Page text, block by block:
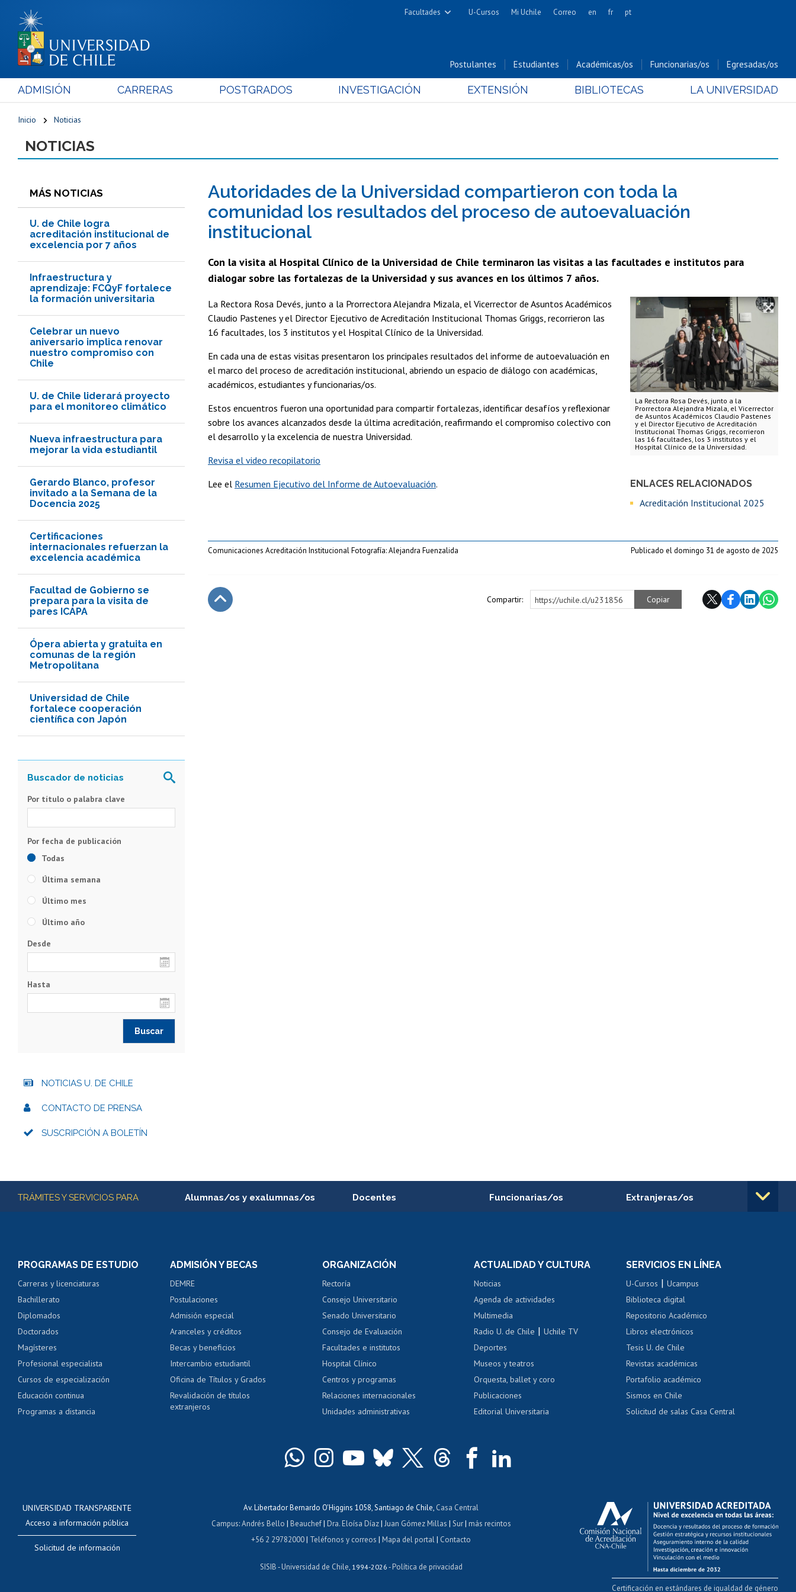
Facultades
Cs. Físicas y Matemáticas
Cs. Forestales y Conservación
Cs. Químicas y Farmacéuticas
Cs. Sociales
Estudios Avanzados en Educación
Estudios Internacionales
Nutrición y Tecnología de
Alimentos
U-Cursos Mi Uchile Correo en fr pt
Postulantes Estudiantes Académicas/os Funcionarias/os Egresadas/os
ADMISIÓN CARRERAS POSTGRADOS INVESTIGACIÓN EXTENSIÓN BIBLIOTECAS LA UNIVERSIDAD
Inicio Noticias
NOTICIAS
MÁS NOTICIAS
U. de Chile logra
acreditación institucional de
excelencia por 7 años
Infraestructura y
aprendizaje: FCQyF fortalece
la formación universitaria
Celebrar un nuevo
aniversario implica renovar
nuestro compromiso con
Chile
U. de Chile liderará proyecto
para el monitoreo climático
Nueva infraestructura para
mejorar la vida estudiantil
Gerardo Blanco, profesor
invitado a la Semana de la
Docencia 2025
Certificaciones
internacionales refuerzan la
excelencia académica
Facultad de Gobierno se
prepara para la visita de
pares ICAPA
Ópera abierta y gratuita en
comunas de la región
Metropolitana
Universidad de Chile
fortalece cooperación
científica con Japón
Autoridades de la Universidad compartieron con toda la
comunidad los resultados del proceso de autoevaluación
institucional
Con la visita al Hospital Clínico de la Universidad de Chile terminaron las visitas a las facultades e institutos para
dialogar sobre las fortalezas de la Universidad y sus avances en los últimos 7 años.
La Rectora Rosa Devés, junto a la
Prorrectora Alejandra Mizala, el Vicerrector
de Asuntos Académicos Claudio Pastenes
y el Director Ejecutivo de Acreditación
Institucional Thomas Griggs, recorrieron
las 16 facultades, los 3 institutos y el
Hospital Clínico de la Universidad.
ENLACES RELACIONADOS
Acreditación Institucional 2025
La Rectora Rosa Devés, junto a la Prorrectora Alejandra Mizala, el Vicerrector de Asuntos Académicos
Claudio Pastenes y el Director Ejecutivo de Acreditación Institucional Thomas Griggs, recorrieron las
16 facultades, los 3 institutos y el Hospital Clínico de la Universidad.
En cada una de estas visitas presentaron los principales resultados del informe de autoevaluación en
el marco del proceso de acreditación institucional, abriendo un espacio de diálogo con académicas,
académicos, estudiantes y funcionarias/os.
Estos encuentros fueron una oportunidad para compartir fortalezas, identificar desafíos y reflexionar
sobre los avances alcanzados desde la última acreditación, reafirmando el compromiso colectivo con
el desarrollo y la excelencia de nuestra Universidad.
Revisa el video recopilatorio
Lee el Resumen Ejecutivo del Informe de Autoevaluación.
Comunicaciones Acreditación Institucional Fotografía: Alejandra Fuenzalida Publicado el domingo 31 de agosto de 2025
Compartir: https://uchile.cl/u231856 Copiar
Por título o palabra clave
Todas
Última semana
Último mes
Último año
Desde
Hasta
NOTICIAS U. DE CHILE
CONTACTO DE PRENSA
SUSCRIPCIÓN A BOLETÍN
Más información
TRÁMITES Y SERVICIOS PARA Alumnas/os y exalumnas/os
Servicio médico y dental
Pago de arancel y crédito alumnos
Pago de arancel y crédito exalumnos
Certificado de títulos y grados
Docentes
Perfeccionamiento
Evaluación docente
Calificación académica
Postulación al AUCAI
Funcionarias/os
Portal de movilidad interna
Certificado de renta
Certificado de renta
Extranjeras/os
Cursos de español
Mi Uchile Ayuda tecnológica Tarjeta TUI Acoso laboral, sexual y violencia Denuncias administrativas
PROGRAMAS DE ESTUDIO
Carreras y licenciaturas
Bachillerato
Diplomados
Doctorados
Magísteres
Profesional especialista
Cursos de especialización
Educación continua
Programas a distancia
ADMISIÓN Y BECAS
DEMRE
Postulaciones
Admisión especial
Aranceles y créditos
Becas y beneficios
Intercambio estudiantil
Oficina de Títulos y Grados
Revalidación de títulos
extranjeros
ORGANIZACIÓN
Rectoría
Consejo Universitario
Senado Universitario
Consejo de Evaluación
Facultades e institutos
Hospital Clínico
Centros y programas
Relaciones internacionales
Unidades administrativas
ACTUALIDAD Y CULTURA
Noticias
Agenda de actividades
Multimedia
Radio U. de Chile |Uchile TV
Deportes
Museos y teatros
Orquesta, ballet y coro
Publicaciones
Editorial Universitaria
SERVICIOS EN LÍNEA
U-Cursos |Ucampus
Biblioteca digital
Repositorio Académico
Libros electrónicos
Tesis U. de Chile
Revistas académicas
Portafolio académico
Sismos en Chile
Solicitud de salas Casa Central
UNIVERSIDAD TRANSPARENTE
Acceso a información pública
Solicitud de información
Av. Libertador Bernardo O'Higgins 1058, Santiago de Chile, Casa Central
Campus:Andrés Bello | Beauchef| Dra. Eloísa Díaz| Juan Gómez Millas | Sur| más recintos
+56 2 29782000| Teléfonos y correos |Mapa del portal| Contacto
SISIB -Universidad de Chile , 1994-2026 -Política de privacidad
Certificación en estándares de igualdad de género